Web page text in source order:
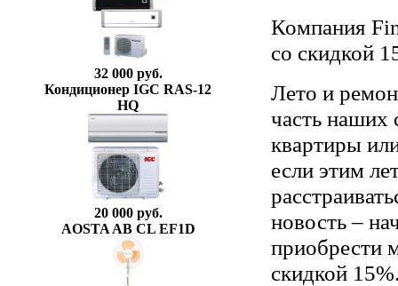
32 000 руб.
Кондиционер IGC RAS-12
HQ
20 000 руб.
AOSTA AB CL EF1D
Компания
со скидкой
Лето и
часть наших
квартиры
если этим
новость –
приобрести
скидкой